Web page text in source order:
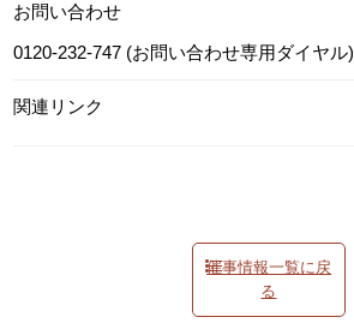
お問い合わせ
0120-232-747 (お問い合わせ専用ダイヤル)
関連リンク
催事情報一覧に戻
る